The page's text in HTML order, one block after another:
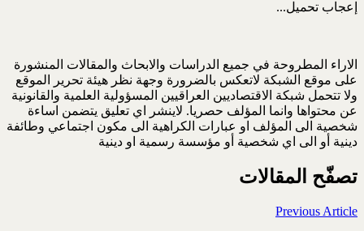
إعجاب تحميل...
الاراء المطروحة في جميع الدراسات والابحاث والمقالات المنشورة
على موقع الشبكة لاتعكس بالضرورة وجهة نظر هيئة تحرير الموقع
ولا تتحمل شبكة الاقتصاديين العراقيين المسؤولية العلمية والقانونية
عن محتواها وانما المؤلف حصريا. لاينشر اي تعليق يتضمن اساءة
شخصية الى المؤلف او عبارات الكراهية الى مكون اجتماعي وطائفة
دينية أو الى اي شخصية أو مؤسسة رسمية او دينية
تصفّح المقالات
Previous Article